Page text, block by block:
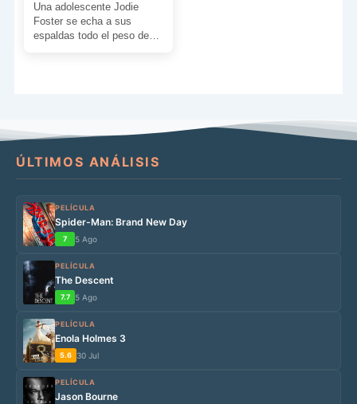
Una adolescente Jodie
Foster se echa a sus
espaldas todo el peso de
ÚLTIMOS ANÁLISIS
PELÍCULA
Spider-Man: Brand New Day
7 5 Ago
PELÍCULA
The Descent
7.7 5 Ago
PELÍCULA
Enola Holmes 3
5.6 30 Jul
PELÍCULA
Jason Bourne